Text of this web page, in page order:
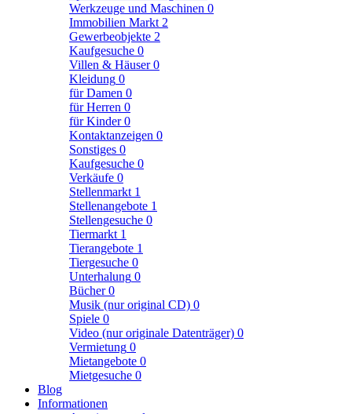
Werkzeuge und Maschinen 0
Immobilien Markt 2
Gewerbeobjekte 2
Kaufgesuche 0
Villen & Häuser0
Kleidung 0
für Damen 0
für Herren 0
für Kinder0
Kontaktanzeigen 0
Sonstiges 0
Kaufgesuche 0
Verkäufe 0
Stellenmarkt 1
Stellenangebote 1
Stellengesuche 0
Tiermarkt 1
Tierangebote 1
Tiergesuche 0
Unterhalung 0
Bücher0
Musik (nur original CD) 0
Spiele 0
Video (nur originale Datenträger) 0
Vermietung 0
Mietangebote 0
Mietgesuche 0
Blog
Informationen